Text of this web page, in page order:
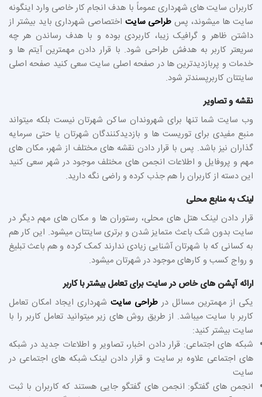
کاربران سایت های شهرداری عموماً با هدف انجام کار خاصی وارد اینگونه
سایت ها میشوند، پس طراحی سایت اختصاصی شهرداری باید بیشتر از
داشتن ظاهر و گرافیک زیبا، کاربردی بوده و با هدف رساندن هر چه
سریعتر کاربر به هدفش طراحی شود. با قرار دادن مهمترین آیتم ها و
خدمات و پربازدیدترین ها در صفحه اصلی سایت سعی کنید صفحه اصلی
سایتتان کاربرپسندتر شود.
نقشه و تصاویر
وب سایت شما تنها برای شهروندان ساکن شهرتان نیست بلکه میتواند
منبع مفیدی برای توریست ها و بازدیدکنندگان شهرتان یا حتی سرمایه
گذاران نیز باشد. پس با قرار دادن نقشه های مختلف از شهر، مکان های
مهم و پروفایل و اطلاعات انجمن های مختلف موجود در شهر سعی کنید
این دسته از کاربران را هم جذب کرده و راضی نگه دارید.
لینک به منابع محلی
قرار دادن لینک هتل های محلی، رستوران ها و مکان های مهم دیگر در
سایت بدون شک باعث متمایز شدن و برتری سایتتان میشود. این کار هم
به کسانی که با شهرتان آشنایی زیادی ندارند کمک کرده و هم باعث تبلیغ
و رواج کسب و کارهای موجود در شهرتان میشود.
ارائه آپشن های خاص در سایت برای تعامل بیشتر با کاربر
یکی از مهمترین مسائل در طراحی سایت شهرداری ایجاد امکان تعامل
کاربر با سایت میباشد. از طریق روش های زیر میتوانید تعامل کاربر را با
سایت بیشتر کنید:
شبکه های اجتماعی: قرار دادن اخبار، تصاویر و اطلاعات جدید در شبکه
های اجتماعی علاوه بر سایت و قرار دادن لینک شبکه های اجتماعی در
سایت
انجمن های گفتگو: انجمن های گفتگو جایی هستند که کاربران با ثبت